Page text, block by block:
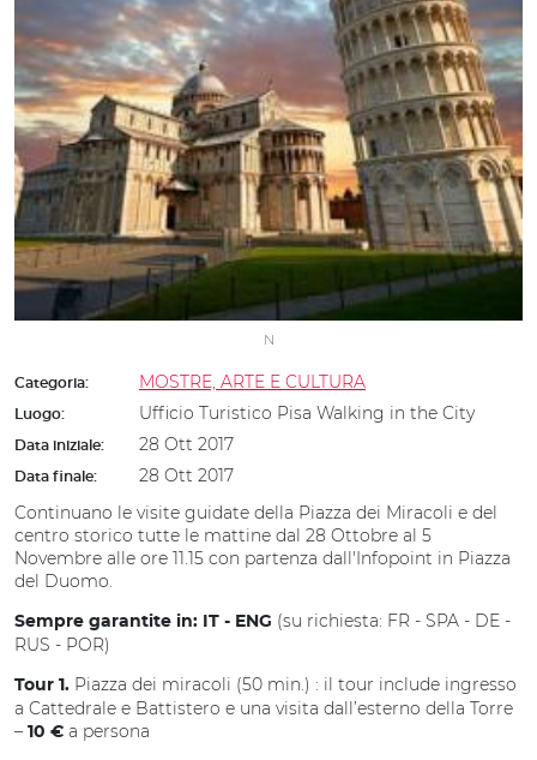
N
Categoria: MOSTRE, ARTE E CULTURA
Luogo: Ufficio Turistico Pisa Walking in the City
Data iniziale: 28 Ott 2017
Data finale:
28 Ott 2017
Continuano le visite guidate della Piazza dei Miracoli e del
centro storico tutte le mattine dal 28 Ottobre al 5
Novembre alle ore 11.15 con partenza dall'Infopoint in Piazza
del Duomo.
Sempre garantite in: IT - ENG (su richiesta: FR - SPA - DE -
RUS - POR)
Tour 1. Piazza dei miracoli (50 min.) : il tour include ingresso
a Cattedrale e Battistero e una visita dall’esterno della Torre
– 10 € a persona